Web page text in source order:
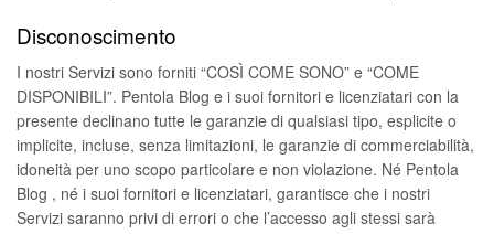
Disconoscimento
I nostri Servizi sono forniti “COSÌ COME SONO” e “COME
DISPONIBILI”. Pentola Blog e i suoi fornitori e licenziatari con la
presente declinano tutte le garanzie di qualsiasi tipo, esplicite o
implicite, incluse, senza limitazioni, le garanzie di commerciabilità,
idoneità per uno scopo particolare e non violazione. Né Pentola
Blog , né i suoi fornitori e licenziatari, garantisce che i nostri
Servizi saranno privi di errori o che l’accesso agli stessi sarà